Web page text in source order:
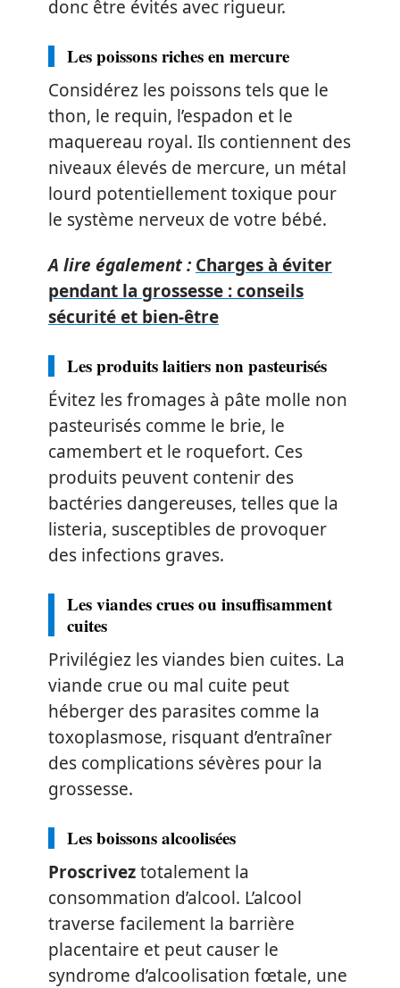
donc être évités avec rigueur.
Les poissons riches en mercure
Considérez les poissons tels que le
thon, le requin, l’espadon et le
maquereau royal. Ils contiennent des
niveaux élevés de mercure, un métal
lourd potentiellement toxique pour
le système nerveux de votre bébé.
A lire également : Charges à éviter
pendant la grossesse : conseils
sécurité et bien-être
Les produits laitiers non pasteurisés
Évitez les fromages à pâte molle non
pasteurisés comme le brie, le
camembert et le roquefort. Ces
produits peuvent contenir des
bactéries dangereuses, telles que la
listeria, susceptibles de provoquer
des infections graves.
Les viandes crues ou insuffisamment
cuites
Privilégiez les viandes bien cuites. La
viande crue ou mal cuite peut
héberger des parasites comme la
toxoplasmose, risquant d’entraîner
des complications sévères pour la
grossesse.
Les boissons alcoolisées
Proscriveztotalement la
consommation d’alcool. L’alcool
traverse facilement la barrière
placentaire et peut causer le
syndrome d’alcoolisation fœtale, une